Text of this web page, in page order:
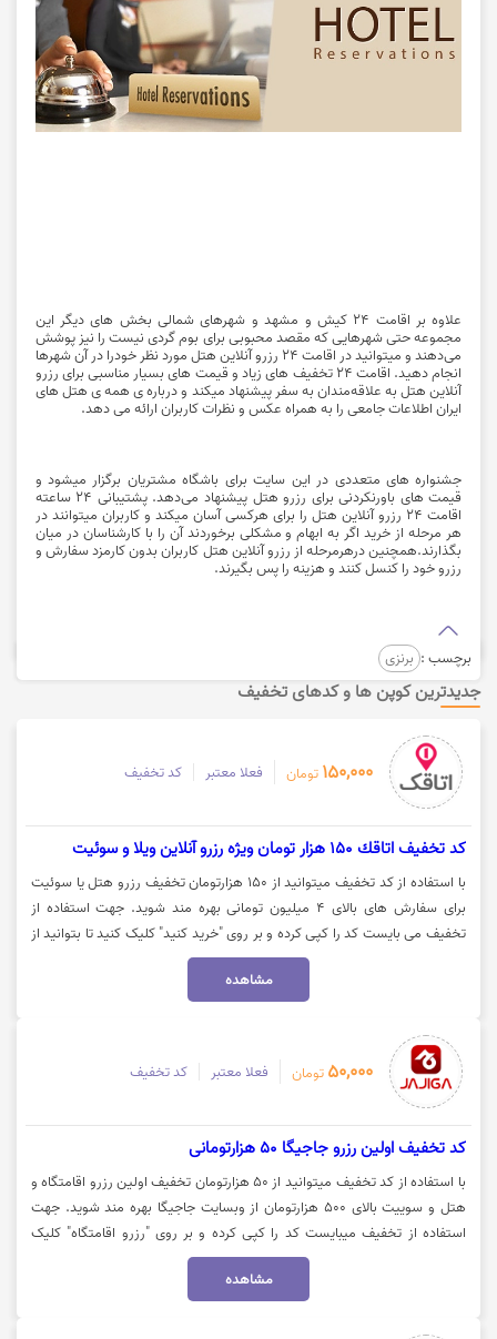
علاوه بر اقامت 24 کیش و مشهد و شهرهای شمالی بخش های دیگر این
مجموعه حتی شهرهایی که مقصد محبوبی برای بوم گردی نیست را نیز پوشش
می‌دهند و میتوانید در اقامت 24
رزرو آنلاین هتل مورد نظر خودرا در آن شهرها
انجام دهید. اقامت 24 تخفیف های زیاد و قیمت های بسیار مناسبی برای رزرو
آنلاین هتل به علاقه‌مندان به سفر پیشنهاد میکند و درباره ی همه ی هتل های
ایران اطلاعات جامعی را به همراه عکس و نظرات کاربران ارائه می دهد.
جشنواره های متعددی در این سایت برای باشگاه مشتریان برگزار میشود و
قیمت های باورنکردنی برای رزرو هتل پیشنهاد می‌دهد. پشتیبانی 24 ساعته
اقامت 24 رزرو آنلاین هتل را برای هرکسی آسان میکند و کاربران میتوانند در
هر مرحله از خرید اگر به ابهام و مشکلی برخوردند آن را با کارشناسان در میان
بگذارند.همچنین درهرمرحله از رزرو آنلاین هتل کاربران بدون کارمزد سفارش و
رزرو خود را کنسل کنند و هزینه را پس بگیرند.
برچسب : برنزی
جدیدترین کوپن ها و کدهای تخفیف
150,000 تومان فعلا معتبر کد تخفیف
كد تخفيف اتاقك 150 هزار تومان ویژه رزرو آنلاین ویلا و سوئیت
با استفاده از کد تخفیف میتوانید از 150 هزارتومان تخفیف رزرو هتل یا سوئیت
برای سفارش های بالای 4 میلیون تومانی بهره مند شوید. جهت استفاده از
تخفیف می بایست کد را کپی کرده و بر روی "خرید کنید" کلیک کنید تا بتوانید از
مشاهده
50,000 تومان فعلا معتبر کد تخفیف
کد تخفیف اولین رزرو جاجیگا 50 هزارتومانی
با استفاده از کد تخفیف میتوانید از 50 هزارتومان تخفیف اولین رزرو اقامتگاه و
هتل و سوییت بالای 500 هزارتومان از وبسایت جاجیگا بهره مند شوید. جهت
استفاده از تخفیف میبایست کد را کپی کرده و بر روی "رزرو اقامتگاه" کلیک
مشاهده